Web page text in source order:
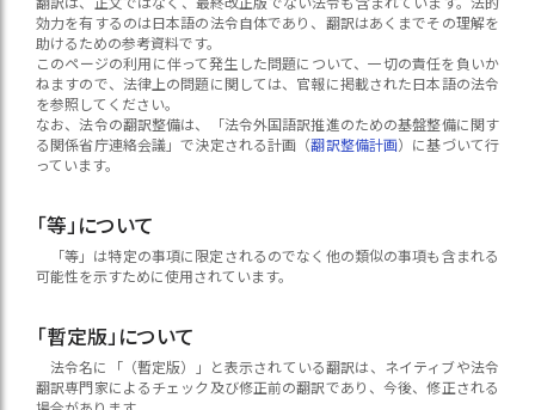
効力を有するのは日本語の法令自体であり、翻訳はあくまでその理解を
助けるための参考資料です。
このページの利用に伴って発生した問題について、一切の責任を負いか
ねますので、法律上の問題に関しては、官報に掲載された日本語の法令
を参照してください。
なお、法令の翻訳整備は、「法令外国語訳推進のための基盤整備に関す
る関係省庁連絡会議」で決定される計画（翻訳整備計画）に基づいて行
っています。
「等」について
「等」は特定の事項に限定されるのでなく他の類似の事項も含まれる
可能性を示すために使用されています。
「暫定版」について
法令名に「（暫定版）」と表示されている翻訳は、ネイティブや法令
翻訳専門家によるチェック及び修正前の翻訳であり、今後、修正される